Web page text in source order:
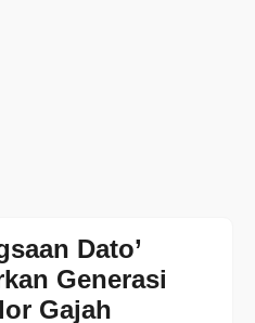
Dato’
Generasi
Gajah